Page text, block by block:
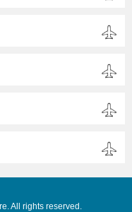
All rights reserved.